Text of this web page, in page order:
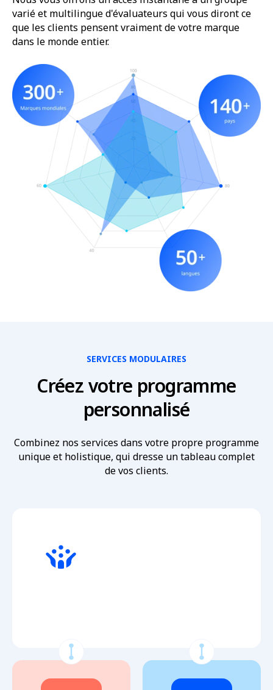
varié et multilingue d'évaluateurs qui vous diront ce
que les clients pensent vraiment de votre marque
dans le monde entier.
SERVICES MODULAIRES
Créez votre programme
personnalisé
Combinez nos services dans votre propre programme
unique et holistique, qui dresse un tableau complet
de vos clients.